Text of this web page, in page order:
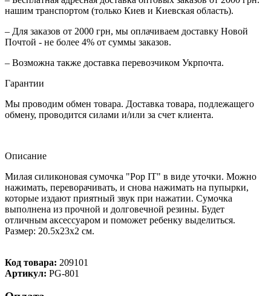
нашим транспортом (только Киев и Киевская область).
– Для заказов от 2000 грн, мы оплачиваем доставку Новой
Почтой - не более 4% от суммы заказов.
– Возможна также доставка перевозчиком Укрпочта.
Гарантии
Мы проводим обмен товара. Доставка товара, подлежащего
обмену, проводится силами и/или за счет клиента.
Описание
Милая силиконовая сумочка "Pop IT" в виде уточки. Можно
нажимать, переворачивать, и снова нажимать на пупырки,
которые издают приятный звук при нажатии. Сумочка
выполнена из прочной и долговечной резины. Будет
отличным аксессуаром и поможет ребенку выделиться.
Размер: 20.5х23х2 см.
Код товара: 209101
Артикул: РG-801